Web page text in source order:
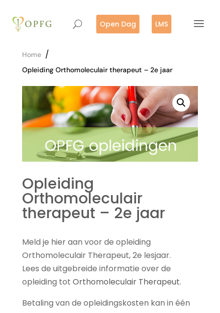
Open Dag LMS
Home /
Opleiding Orthomoleculair therapeut – 2e jaar
Opleiding
Orthomoleculair
therapeut – 2e jaar
Meld je hier aan voor de opleiding
Orthomoleculair Therapeut, 2e lesjaar.
Lees de uitgebreide informatie over de
opleiding tot Orthomoleculair Therapeut.
Betaling van de opleidingskosten kan in één